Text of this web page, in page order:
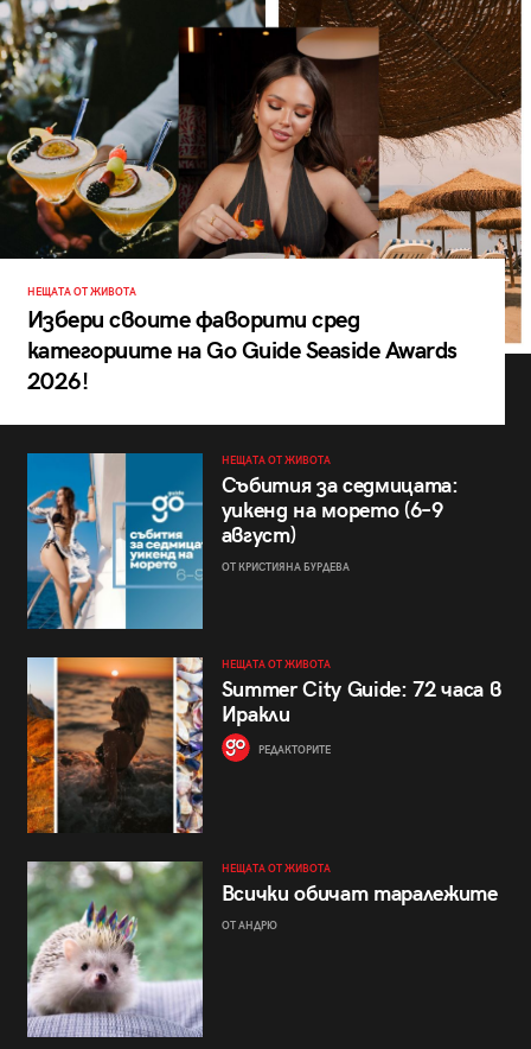
НЕЩАТА ОТ ЖИВОТА
Избери своите фаворити сред
категориите на Go Guide Seaside Awards
2026!
НЕЩАТА ОТ ЖИВОТА
Събития за седмицата:
уикенд на морето (6–9
август)
ОТ КРИСТИЯНА БУРДЕВА
НЕЩАТА ОТ ЖИВОТА
Summer City Guide: 72 часа в
Иракли
РЕДАКТОРИТЕ
НЕЩАТА ОТ ЖИВОТА
Всички обичат таралежите
ОТ АНДРЮ